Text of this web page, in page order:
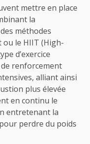
mettre en place
la
méthodes
ou le HIIT (High-
d’exercice
renforcement
alliant ainsi
plus élevée
en continu le
entretenant la
perdre du poids